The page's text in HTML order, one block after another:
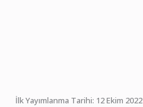
İlk Yayımlanma Tarihi: 12 Ekim 2022